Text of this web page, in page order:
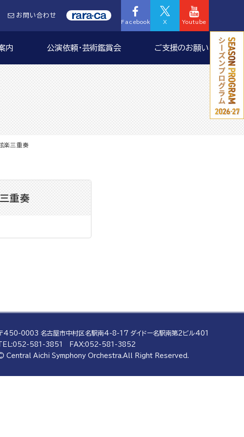
お問い合わせ
Facebook X Youtube
内 公演依頼・芸術鑑賞会 ご支援のお願い
楽三重奏
重奏
450-0003 名古屋市中村区名駅南4-8-17 ダイドー名駅南第2ビル401
TEL:052-581-3851
FAX:052-581-3852
Central Aichi Symphony Orchestra.All Right Reserved.